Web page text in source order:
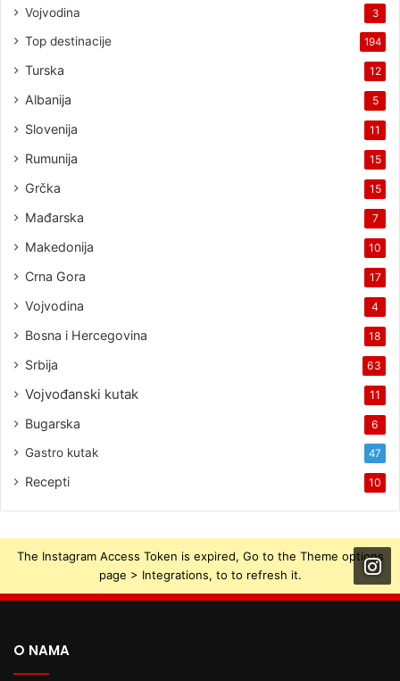
Vojvodina 3
Top destinacije 194
Turska 12
Albanija 5
Slovenija 11
Rumunija 15
Grčka 15
Mađarska 7
Makedonija 10
Crna Gora 17
Vojvodina 4
Bosna i Hercegovina 18
Srbija 63
Vojvođanski kutak 11
Bugarska 6
Gastro kutak 47
Recepti 10
The Instagram Access Token is expired, Go to the Theme options
page > Integrations, to to refresh it.
O NAMA